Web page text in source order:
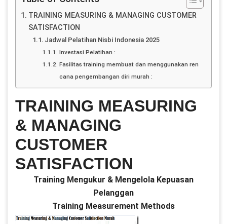
TRAINING MEASURING & MANAGING CUSTOMER
SATISFACTION
Jadwal Pelatihan Nisbi Indonesia 2025
Investasi Pelatihan :
Fasilitas training membuat dan menggunakan ren
cana pengembangan diri murah :
TRAINING MEASURING
& MANAGING
CUSTOMER
SATISFACTION
Training Mengukur & Mengelola Kepuasan
Pelanggan
Training Measurement Methods